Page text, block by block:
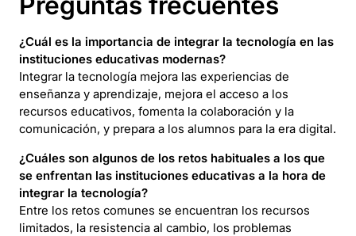
¿Cuál es la importancia de integrar la tecnología en las
instituciones educativas modernas?
Integrar la tecnología mejora las experiencias de
enseñanza y aprendizaje, mejora el acceso a los
recursos educativos, fomenta la colaboración y la
comunicación, y prepara a los alumnos para la era digital.
¿Cuáles son algunos de los retos habituales a los que
se enfrentan las instituciones educativas a la hora de
integrar la tecnología?
Entre los retos comunes se encuentran los recursos
limitados, la resistencia al cambio, los problemas